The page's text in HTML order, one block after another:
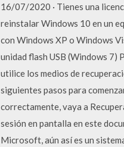
16/07/2020 · Tienes una
reinstalar Windows 10 en un
con Windows XP o Windows
unidad flash USB (Windows 7)
utilice los medios de
siguientes pasos para
correctamente, vaya a
sesión en pantalla en este
Microsoft, aún así es un